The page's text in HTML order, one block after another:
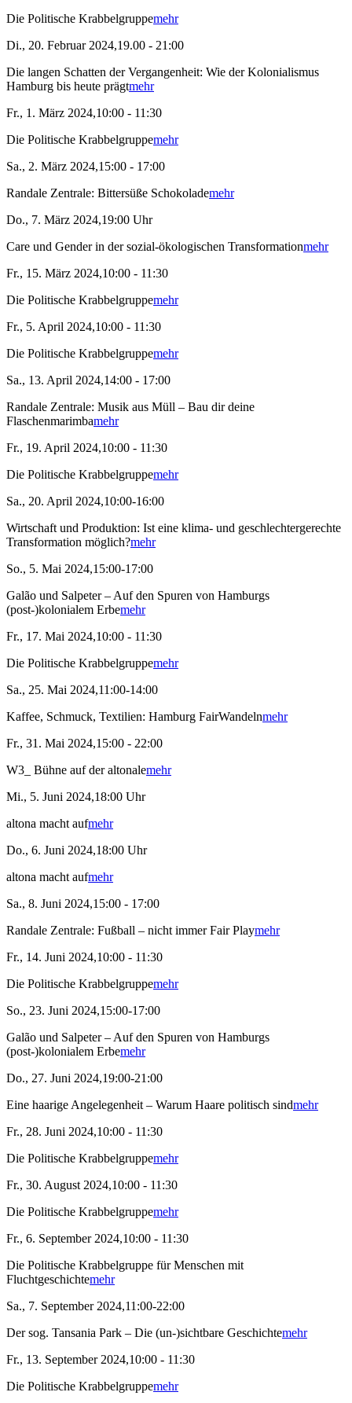
Die Politische Krabbelgruppemehr
Di., 20. Februar 2024,19.00 - 21:00
Die langen Schatten der Vergangenheit: Wie der Kolonialismus
Hamburg bis heute prägtmehr
Fr., 1. März 2024,10:00 - 11:30
Die Politische Krabbelgruppemehr
Sa., 2. März 2024,15:00 - 17:00
Randale Zentrale: Bittersüße Schokolademehr
Do., 7. März 2024,19:00 Uhr
Care und Gender in der sozial-ökologischen Transformationmehr
Fr., 15. März 2024,10:00 - 11:30
Die Politische Krabbelgruppemehr
Fr., 5. April 2024,10:00 - 11:30
Die Politische Krabbelgruppemehr
Sa., 13. April 2024,14:00 - 17:00
Randale Zentrale: Musik aus Müll – Bau dir deine
Flaschenmarimbamehr
Fr., 19. April 2024,10:00 - 11:30
Die Politische Krabbelgruppemehr
Sa., 20. April 2024,10:00-16:00
Wirtschaft und Produktion: Ist eine klima- und geschlechtergerechte
Transformation möglich?mehr
So., 5. Mai 2024,15:00-17:00
Galão und Salpeter – Auf den Spuren von Hamburgs
(post-)kolonialem Erbemehr
Fr., 17. Mai 2024,10:00 - 11:30
Die Politische Krabbelgruppemehr
Sa., 25. Mai 2024,11:00-14:00
Kaffee, Schmuck, Textilien: Hamburg FairWandelnmehr
Fr., 31. Mai 2024,15:00 - 22:00
W3_ Bühne auf der altonalemehr
Mi., 5. Juni 2024,18:00 Uhr
altona macht aufmehr
Do., 6. Juni 2024,18:00 Uhr
altona macht aufmehr
Sa., 8. Juni 2024,15:00 - 17:00
Randale Zentrale: Fußball – nicht immer Fair Playmehr
Fr., 14. Juni 2024,10:00 - 11:30
Die Politische Krabbelgruppemehr
So., 23. Juni 2024,15:00-17:00
Galão und Salpeter – Auf den Spuren von Hamburgs
(post-)kolonialem Erbemehr
Do., 27. Juni 2024,19:00-21:00
Eine haarige Angelegenheit – Warum Haare politisch sindmehr
Fr., 28. Juni 2024,10:00 - 11:30
Die Politische Krabbelgruppemehr
Fr., 30. August 2024,10:00 - 11:30
Die Politische Krabbelgruppemehr
Fr., 6. September 2024,10:00 - 11:30
Die Politische Krabbelgruppe für Menschen mit
Fluchtgeschichtemehr
Sa., 7. September 2024,11:00-22:00
Der sog. Tansania Park – Die (un-)sichtbare Geschichtemehr
Fr., 13. September 2024,10:00 - 11:30
Die Politische Krabbelgruppemehr